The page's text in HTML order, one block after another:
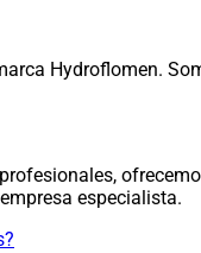
Hydroflomen.
especialista.